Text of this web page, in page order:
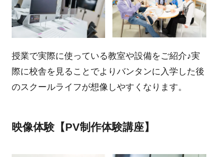
授業で実際に使っている教室や設備をご紹介♪実
際に校舎を見ることでよりバンタンに入学した後
のスクールライフが想像しやすくなります。
映像体験【PV制作体験講座】